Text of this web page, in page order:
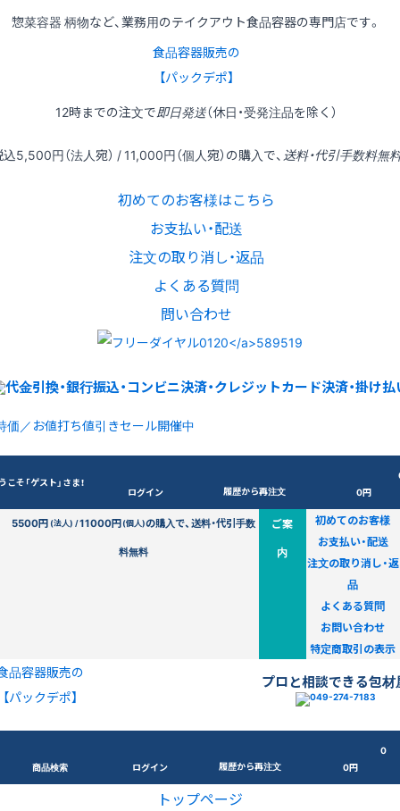
惣菜容器 柄物など、業務用のテイクアウト食品容器の専門店です。
食品容器販売の
【パックデポ】
12時までの注文で即日発送（休日・受発注品を除く）
込5,500円（法人宛） / 11,000円（個人宛）の購入で、 送料・代引手数料無
初めてのお客様はこちら
お支払い・配送
注文の取り消し・返品
よくある質問
問い合わせ
価／お値打ち値引きセール開催中
こそ「ゲスト」さま！
ログイン 履歴から再注文
0円
5500円(法人) /11000円(個人)の購入で、送料・代引手数
料無料
ご案
内
初めてのお客様
お支払い・配送
注文の取り消し・返
品
よくある質問
お問い合わせ
特定商取引の表示
品容器販売の
【パックデポ】
プロと相談できる包材
商品検索 ログイン 履歴から再注文
0
0円
トップページ